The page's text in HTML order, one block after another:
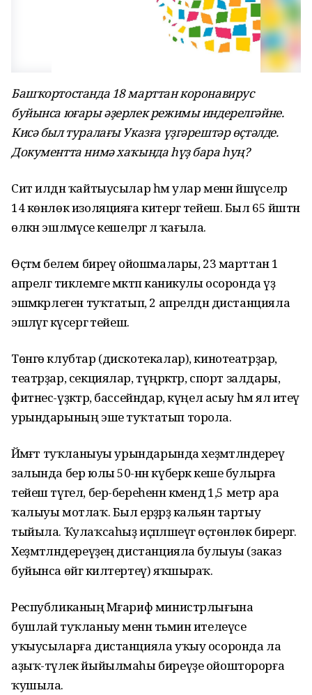
Башҡортостанда 18 марттан коронавирус
буйынса юғары әҙерлек режимы индерелгәйне.
Кисә был туралағы Указға үҙгәрештәр өҫтәлде.
Документта нимә хаҡында һүҙ бара һуң?
Сит илдән ҡайтыусылар һәм улар менән йәшәүселәр
14 көнлөк изоляцияға китергә тейеш. Был 65 йәштән
өлкән эшләмәүсе кешеләргә лә ҡағыла.
Өҫтәмә белем биреү ойошмалары, 23 марттан 1
апрелгә тиклемге мәктәп каникулы осоронда үҙ
эшмәкәрлеген туҡтатып, 2 апрелдән дистанцияла
эшләүгә күсергә тейеш.
Төнгө клубтар (дискотекалар), кинотеатрҙар,
театрҙар, секциялар, түңәрәктәр, спорт залдары,
фитнес-үҙәктәр, бассейндар, күңел асыу һәм ял итеү
урындарының эше туҡтатып торола.
Йәмәғәт туҡланыуы урындарында хеҙмәтләндереү
залында бер юлы 50-нән күберәк кеше булырға
тейеш түгел, бер-береһенән кәмендә 1,5 метр ара
ҡалыуы мотлаҡ. Был ерҙәрҙә кальян тартыу
тыйыла. Ҡулаҡсаһыҙ иҫәпләшеүгә өҫтөнлөк бирергә.
Хеҙмәтләндереүҙең дистанцияла булыуы (заказ
буйынса өйгә килтертеү) яҡшыраҡ.
Республиканың Мәғариф министрлығына
бушлай туҡланыу менән тәьмин ителеүсе
уҡыусыларға дистанцияла уҡыу осоронда ла
аҙыҡ-түлек йыйылмаһы биреүҙе ойошторорға
ҡушыла.